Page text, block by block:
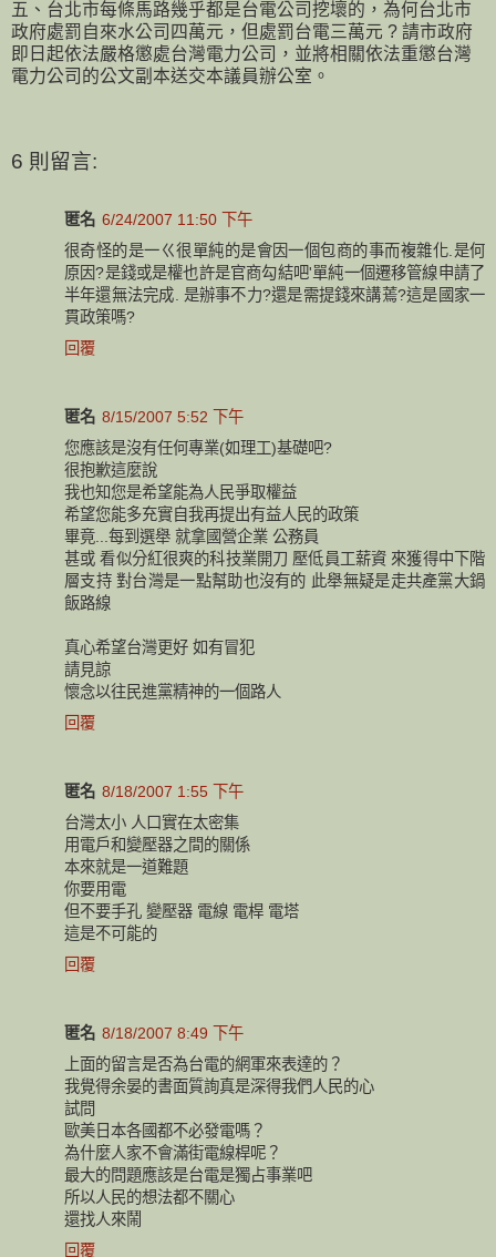
五、台北市每條馬路幾乎都是台電公司挖壞的，為何台北市
政府處罰自來水公司四萬元，但處罰台電三萬元 ? 請市政府
即日起依法嚴格懲處台灣電力公司，並將相關依法重懲台灣
電力公司的公文副本送交本議員辦公室。
6 則留言:
匿名 6/24/2007 11:50 下午
很奇怪的是一ㄍ很單純的是會因一個包商的事而複雜化.是何
原因?是錢或是權也許是官商勾結吧'單純一個遷移管線申請了
半年還無法完成. 是辦事不力?還是需提錢來講蔫?這是國家一
貫政策嗎?
回覆
匿名 8/15/2007 5:52 下午
您應該是沒有任何專業(如理工)基礎吧?
很抱歉這麼說
我也知您是希望能為人民爭取權益
希望您能多充實自我再提出有益人民的政策
畢竟...每到選舉 就拿國營企業 公務員
甚或 看似分紅很爽的科技業開刀 壓低員工薪資 來獲得中下階
層支持 對台灣是一點幫助也沒有的 此舉無疑是走共產黨大鍋
飯路線
真心希望台灣更好 如有冒犯
請見諒
懷念以往民進黨精神的一個路人
回覆
匿名 8/18/2007 1:55 下午
台灣太小 人口實在太密集
用電戶和變壓器之間的關係
本來就是一道難題
你要用電
但不要手孔 變壓器 電線 電桿 電塔
這是不可能的
回覆
匿名 8/18/2007 8:49 下午
上面的留言是否為台電的網軍來表達的？
我覺得余晏的書面質詢真是深得我們人民的心
試問
歐美日本各國都不必發電嗎？
為什麼人家不會滿街電線桿呢？
最大的問題應該是台電是獨占事業吧
所以人民的想法都不關心
還找人來鬧
回覆